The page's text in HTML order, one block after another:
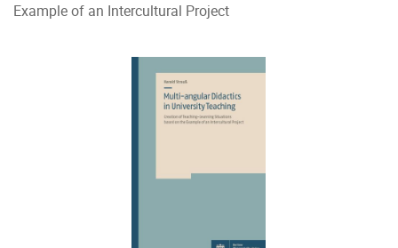
Example of an Intercultural Project